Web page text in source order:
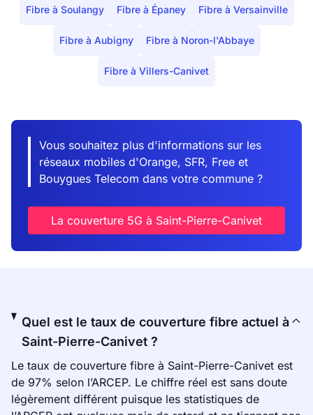
Fibre à Soulangy Fibre à Épaney Fibre à Versainville
Fibre à Aubigny Fibre à Noron-l'Abbaye
Fibre à Villers-Canivet
Vous souhaitez plus d'informations sur les
réseaux mobiles d'Orange, SFR, Free et
Bouygues Telecom dans votre commune ?
La couverture 5G à Saint-Pierre-Canivet
Quel est le taux de couverture fibre actuel à
Saint-Pierre-Canivet ?
Le taux de couverture fibre à Saint-Pierre-Canivet est
de 97% selon l’ARCEP. Le chiffre réel est sans doute
légèrement différent puisque les statistiques de